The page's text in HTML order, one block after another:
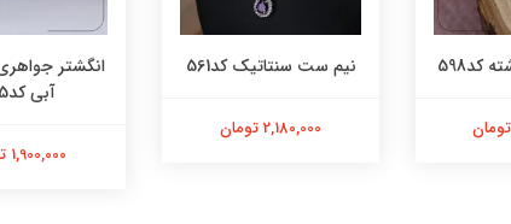
کد598 نیم ست سنتاتیک کد561
2,180,000 تومان
انگشتر
آبی کد565
1,900,000 تومان